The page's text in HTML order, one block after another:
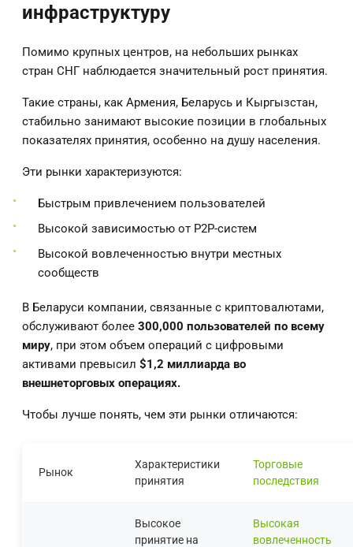
инфраструктуру
Помимо крупных центров, на небольших рынках
стран СНГ наблюдается значительный рост принятия.
Такие страны, как Армения, Беларусь и Кыргызстан,
стабильно занимают высокие позиции в глобальных
показателях принятия, особенно на душу населения.
Эти рынки характеризуются:
Быстрым привлечением пользователей
Высокой зависимостью от P2P-систем
Высокой вовлеченностью внутри местных
сообществ
В Беларуси компании, связанные с криптовалютами,
обслуживают более 300,000 пользователей по всему
миру, при этом объем операций с цифровыми
активами превысил $1,2 миллиарда во
внешнеторговых операциях.
Чтобы лучше понять, чем эти рынки отличаются:
Рынок
Характеристики
принятия
Торговые
последствия
Высокое
принятие на
Высокая
вовлеченность